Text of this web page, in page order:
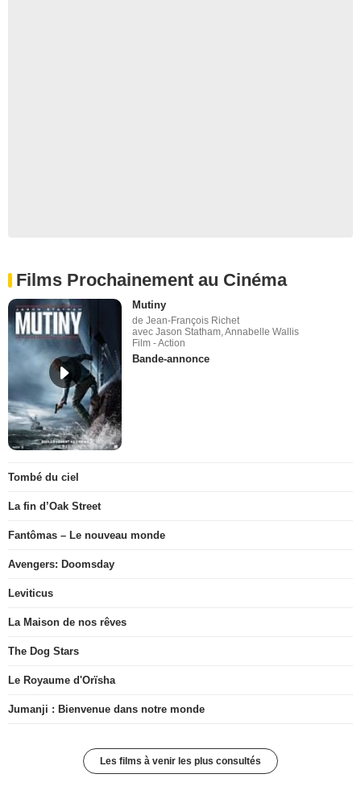
Films Prochainement au Cinéma
Mutiny
de Jean-François Richet
avec Jason Statham, Annabelle Wallis
Film - Action
Bande-annonce
Tombé du ciel
La fin d’Oak Street
Fantômas – Le nouveau monde
Avengers: Doomsday
Leviticus
La Maison de nos rêves
The Dog Stars
Le Royaume d'Orïsha
Jumanji : Bienvenue dans notre monde
Les films à venir les plus consultés